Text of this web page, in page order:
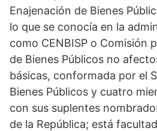
Enajenación de Bienes
lo que se conocía en la
como CENBISP o Comisión
de Bienes Públicos no
básicas, conformada por el
Bienes Públicos y cuatro
con sus suplentes
de la República; está